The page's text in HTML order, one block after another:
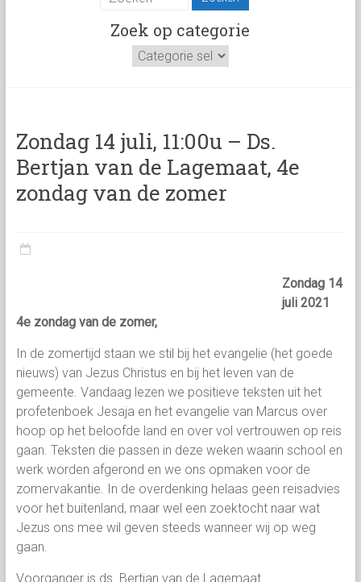
Zoek op categorie
Zoek
op
Zondag 14 juli, 11:00u – Ds.
Bertjan van de Lagemaat, 4e
zondag van de zomer
Zondag 14
juli 2021
4e zondag van de zomer,
In de zomertijd staan we stil bij het evangelie (het goede
nieuws) van Jezus Christus en bij het leven van de
gemeente. Vandaag lezen we positieve teksten uit het
profetenboek Jesaja en het evangelie van Marcus over
hoop op het beloofde land en over vol vertrouwen op reis
gaan. Teksten die passen in deze weken waarin school en
werk worden afgerond en we ons opmaken voor de
zomervakantie. In de overdenking helaas geen reisadvies
voor het buitenland, maar wel een zoektocht naar wat
Jezus ons mee wil geven steeds wanneer wij op weg
gaan.
Voorganger is ds. Bertjan van de Lagemaat